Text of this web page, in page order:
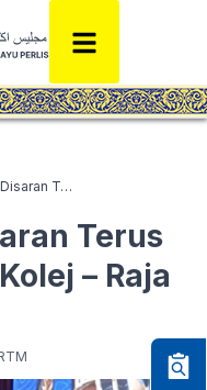
Alumni KUIPs Disaran Terus Berbakti Kepada Kolej – Raja Muda Perlis
Terus
– Raja